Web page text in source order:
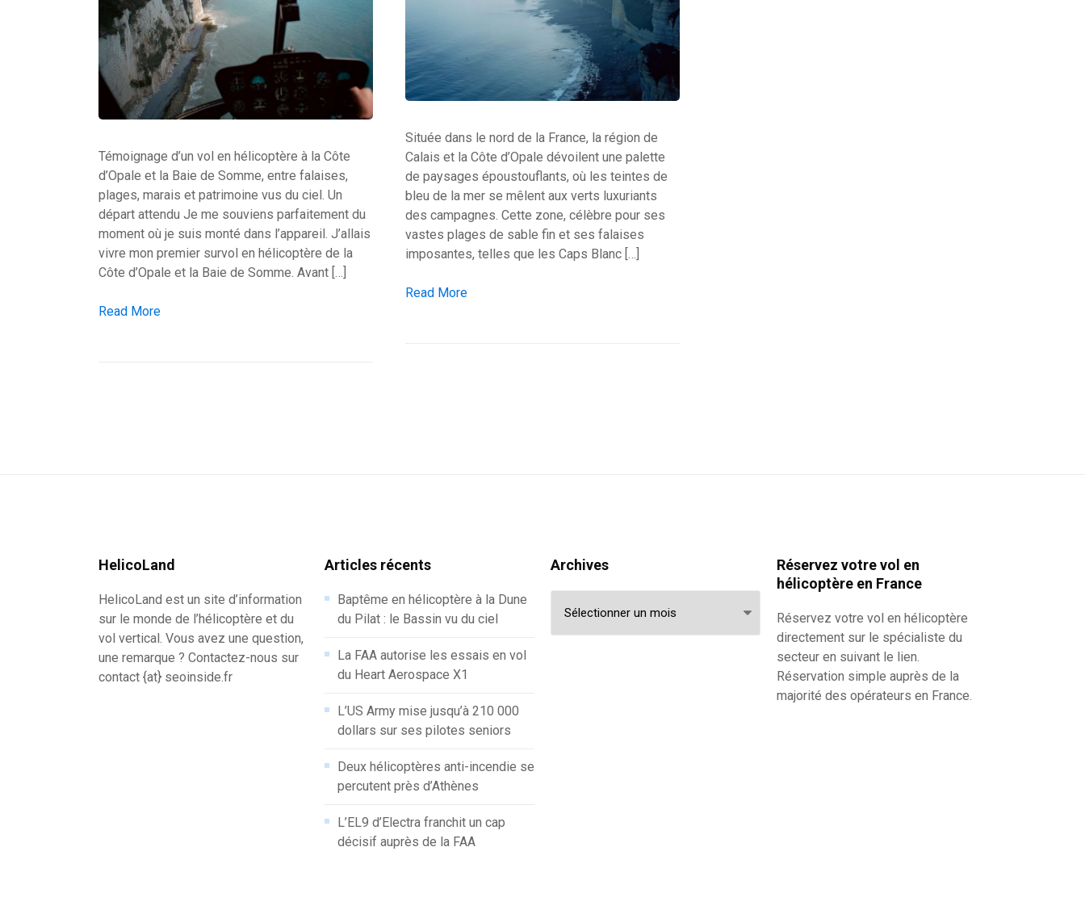
Témoignage d’un vol en hélicoptère à la Côte
d’Opale et la Baie de Somme, entre falaises,
plages, marais et patrimoine vus du ciel. Un
départ attendu Je me souviens parfaitement du
moment où je suis monté dans l’appareil. J’allais
vivre mon premier survol en hélicoptère de la
Côte d’Opale et la Baie de Somme. Avant […]
Mon survol en hélicoptère de la Côte d’Opale et de la Baie de Somme
Read More
Située dans le nord de la France, la région de
Calais et la Côte d’Opale dévoilent une palette
de paysages époustouflants, où les teintes de
bleu de la mer se mêlent aux verts luxuriants
des campagnes. Cette zone, célèbre pour ses
vastes plages de sable fin et ses falaises
imposantes, telles que les Caps Blanc […]
Le survol de la Côte d’Opale en hélicoptère
Read More
HelicoLand
HelicoLand est un site d’information
sur le monde de l’hélicoptère et du
vol vertical. Vous avez une question,
une remarque ? Contactez-nous sur
contact {at} seoinside.fr
Articles récents
Baptême en hélicoptère à la Dune
du Pilat : le Bassin vu du ciel
La FAA autorise les essais en vol
du Heart Aerospace X1
L’US Army mise jusqu’à 210 000
dollars sur ses pilotes seniors
Deux hélicoptères anti-incendie se
percutent près d’Athènes
L’EL9 d’Electra franchit un cap
décisif auprès de la FAA
Archives
Réservez votre vol en
hélicoptère en France
Réservez votre vol en hélicoptère
directement sur le spécialiste du
secteur en suivant le lien.
Réservation simple auprès de la
majorité des opérateurs en France.